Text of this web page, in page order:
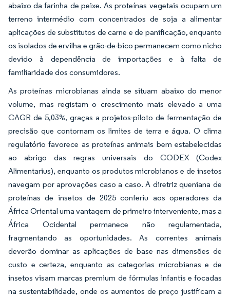
abaixo da farinha de peixe. As proteínas vegetais ocupam um
terreno intermédio com concentrados de soja a alimentar
aplicações de substitutos de carne e de panificação, enquanto
os isolados de ervilha e grão-de-bico permanecem como nicho
devido à dependência de importações e à falta de
familiaridade dos consumidores.
As proteínas microbianas ainda se situam abaixo do menor
volume, mas registam o crescimento mais elevado a uma
CAGR de 5,03%, graças a projetos-piloto de fermentação de
precisão que contornam os limites de terra e água. O clima
regulatório favorece as proteínas animais bem estabelecidas
ao abrigo das regras universais do CODEX (Codex
Alimentarius), enquanto os produtos microbianos e de insetos
navegam por aprovações caso a caso. A diretriz queniana de
proteínas de insetos de 2025 conferiu aos operadores da
África Oriental uma vantagem de primeiro interveniente, mas a
África Ocidental permanece não regulamentada,
fragmentando as oportunidades. As correntes animais
deverão dominar as aplicações de base nas dimensões de
custo e certeza, enquanto as categorias microbianas e de
insetos visam marcas premium de fórmulas infantis e focadas
na sustentabilidade, onde os aumentos de preço justificam a